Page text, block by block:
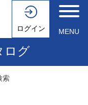
ログイン MENU
ログ
索